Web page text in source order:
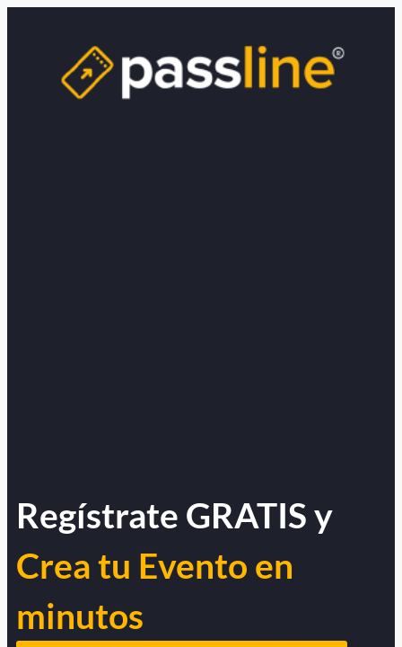
Regístrate GRATIS y
Crea tu Evento en
minutos